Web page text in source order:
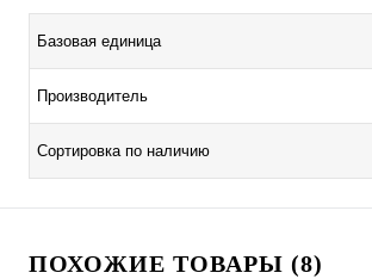
Базовая единица
Производитель
Сортировка по наличию
ПОХОЖИЕ ТОВАРЫ (8)